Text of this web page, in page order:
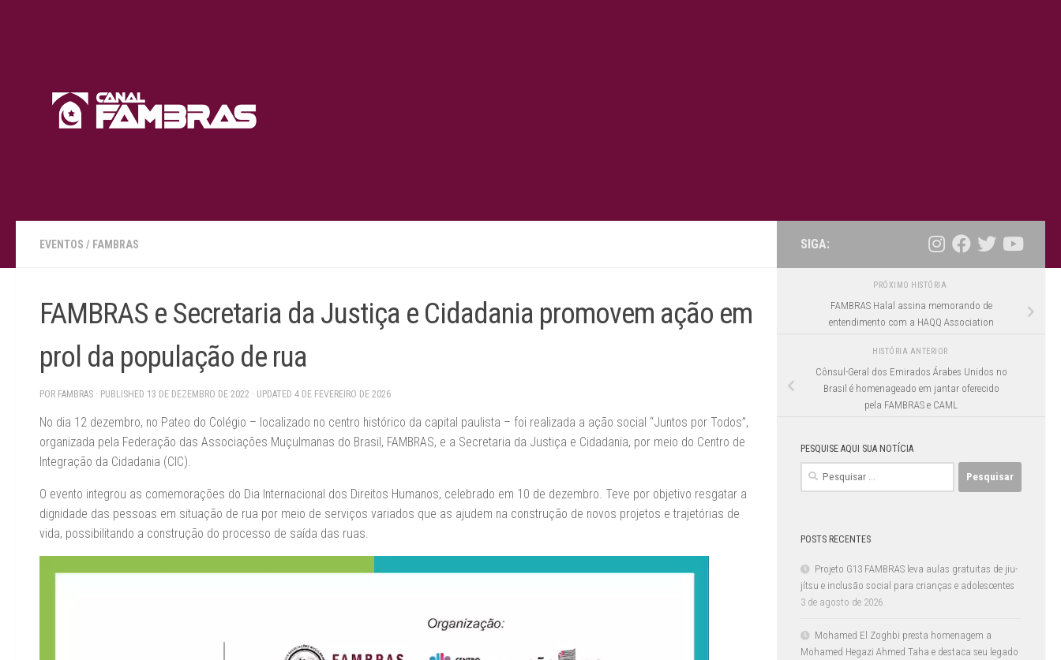
EVENTOS / FAMBRAS
FAMBRAS e Secretaria da Justiça e Cidadania promovem ação em
prol da população de rua
POR FAMBRAS · PUBLISHED 13 DE DEZEMBRO DE 2022 · UPDATED 4 DE FEVEREIRO DE 2026
No dia 12 dezembro, no Pateo do Colégio – localizado no centro histórico da capital paulista – foi realizada a ação social “Juntos por Todos”,
organizada pela Federação das Associações Muçulmanas do Brasil, FAMBRAS, e a Secretaria da Justiça e Cidadania, por meio do Centro de
Integração da Cidadania (CIC).
O evento integrou as comemorações do Dia Internacional dos Direitos Humanos, celebrado em 10 de dezembro. Teve por objetivo resgatar a
dignidade das pessoas em situação de rua por meio de serviços variados que as ajudem na construção de novos projetos e trajetórias de
vida, possibilitando a construção do processo de saída das ruas.
SIGA:
PRÓXIMO HISTÓRIA
FAMBRAS Halal assina memorando de
entendimento com a HAQQ Association
HISTÓRIA ANTERIOR
Cônsul-Geral dos Emirados Árabes Unidos no
Brasil é homenageado em jantar oferecido
pela FAMBRAS e CAML
PESQUISE AQUI SUA NOTÍCIA
Pesquisar
POSTS RECENTES
Projeto G13 FAMBRAS leva aulas gratuitas de jiu-
jítsu e inclusão social para crianças e adolescentes
3 de agosto de 2026
Mohamed El Zoghbi presta homenagem a
Mohamed Hegazi Ahmed Taha e destaca seu legado